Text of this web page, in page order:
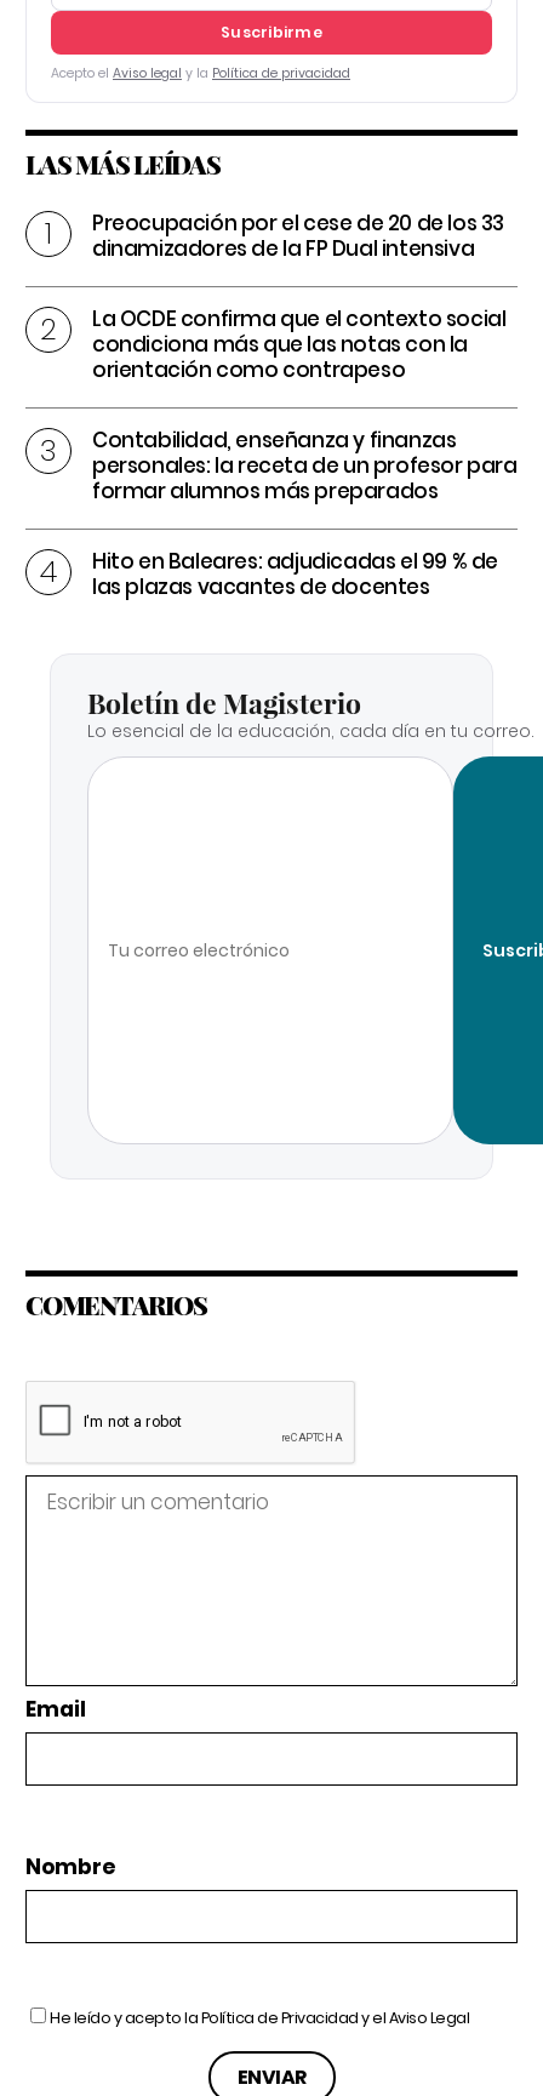
Suscribirme
Acepto el Aviso legal y la Política de privacidad
LAS MÁS LEÍDAS
Preocupación por el cese de 20 de los 33
dinamizadores de la FP Dual intensiva
La OCDE confirma que el contexto social
condiciona más que las notas con la
orientación como contrapeso
Contabilidad, enseñanza y finanzas
personales: la receta de un profesor para
formar alumnos más preparados
Hito en Baleares: adjudicadas el 99 % de
las plazas vacantes de docentes
Boletín de Magisterio
Lo esencial de la educación, cada día en tu correo.
COMENTARIOS
Email
Nombre
He leído y acepto laPolítica de Privacidady elAviso Legal